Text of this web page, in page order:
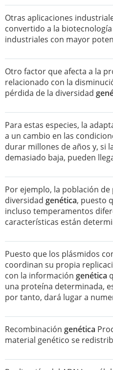
Otras aplicaciones
convertido a la
industriales con mayor
Otro factor que afecta a la
relacionado con la
pérdida de la diversidad
Para estas especies, la
a un cambio en las
durar millones de años y, si
demasiado baja, pueden
Por ejemplo, la población
diversidad genética, puesto
incluso temperamentos
características están
Puesto que los plásmidos
coordinan su propia
con la información genética
una proteína determinada,
por tanto, dará lugar a
Recombinación genética
material genético se